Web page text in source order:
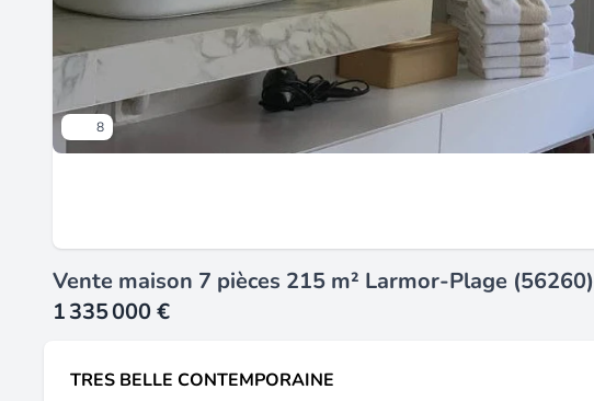
8
Vente maison 7 pièces 215 m² Larmor-Plage (56260)
1 335 000 €
TRES BELLE CONTEMPORAINE